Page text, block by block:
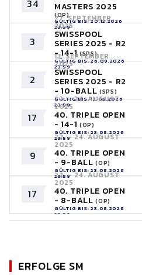
34 MASTERS 2025
(OP)
GÜLTIG BIS: 20.12.2026
23:59
3
27. SEPTEMBER
2025
SWISSPOOL
SERIES 2025 - R2
- 14-1(SPS)
GÜLTIG BIS: 26.09.2026
23:59
2
13. SEPTEMBER
2025
SWISSPOOL
SERIES 2025 - R2
- 10-BALL (SPS)
GÜLTIG BIS: 12.09.2026
23:59
17
22. - 24. AUGUST
2025
40. TRIPLE OPEN
- 14-1 (OP)
GÜLTIG BIS: 23.08.2026
23:59
9
22. - 24. AUGUST
2025
40. TRIPLE OPEN
- 9-BALL(OP)
GÜLTIG BIS: 23.08.2026
23:59
17
22. - 24. AUGUST
2025
40. TRIPLE OPEN
- 8-BALL(OP)
GÜLTIG BIS: 23.08.2026
23:59
ERFOLGE SM